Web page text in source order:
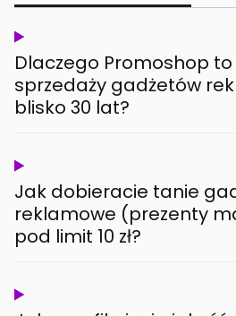
Dlaczego Promoshop
sprzedaży gadżetów
blisko 30 lat?
Jak dobieracie tanie
reklamowe (prezenty
pod limit 10 zł?